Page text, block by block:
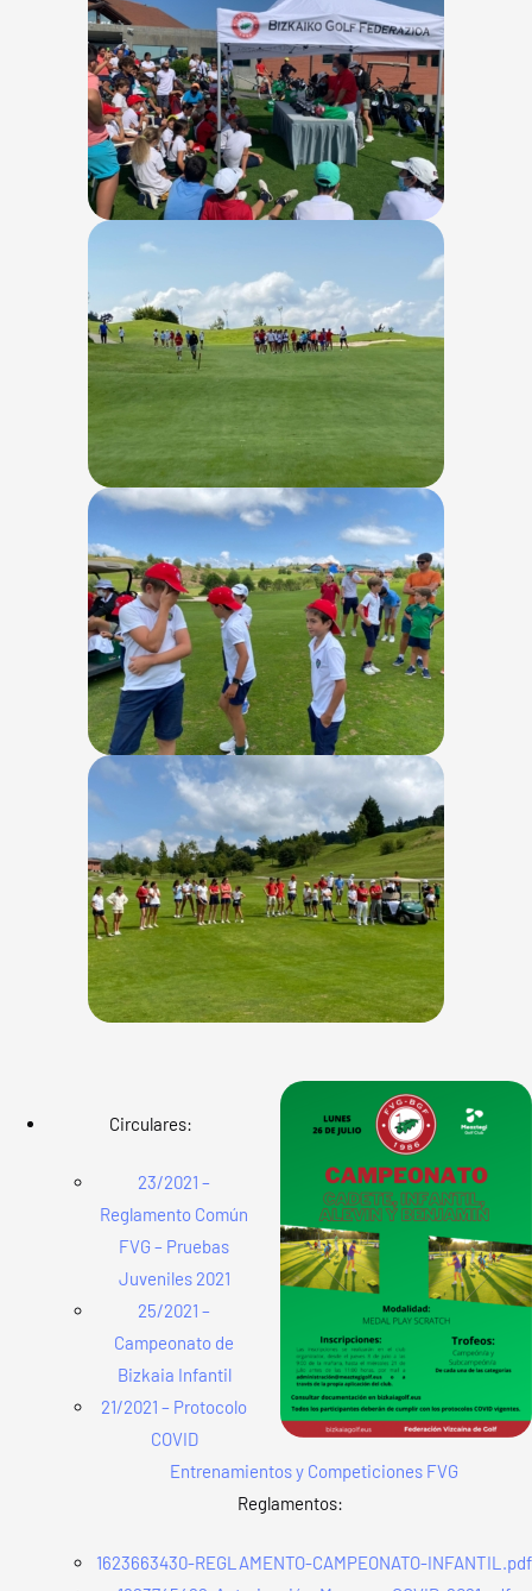
Circulares:
23/2021 –
Reglamento Común
FVG – Pruebas
Juveniles 2021
25/2021 –
Campeonato de
Bizkaia Infantil
21/2021 – Protocolo
COVID
Entrenamientos y Competiciones FVG
Reglamentos:
1623663430-REGLAMENTO-CAMPEONATO-INFANTIL.pdf